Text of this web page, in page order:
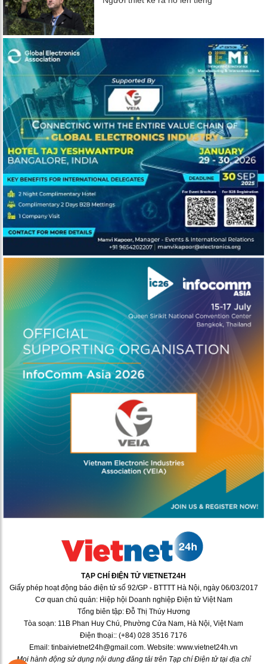
TẠP CHÍ ĐIỆN TỬ VIETNET24H
Giấy phép hoạt động báo điện tử số 92/GP - BTTTT Hà Nội, ngày 06/03/2017
Cơ quan chủ quản: Hiệp hội Doanh nghiệp Điện tử Việt Nam
Tổng biên tập: Đỗ Thị Thúy Hương
Tòa soạn: 11B Phan Huy Chú, Phường Cửa Nam, Hà Nội, Việt Nam
Điện thoại:: (+84) 028 3516 7176
Email: tinbaivietnet24h@gmail.com. Website: www.vietnet24h.vn
Mọi hành động sử dụng nội dung đăng tải trên Tạp chí Điện tử tại địa chỉ